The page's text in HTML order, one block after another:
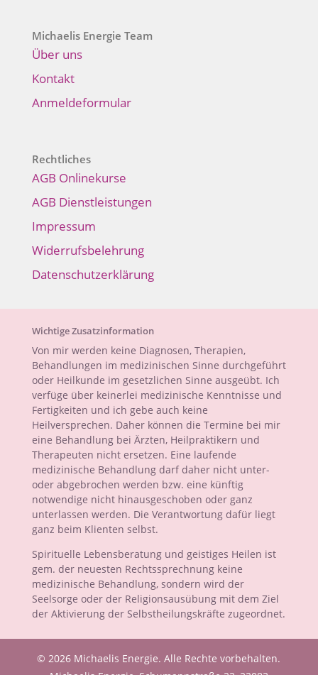
Michaelis Energie Team
Über uns
Kontakt
Anmeldeformular
Rechtliches
AGB Onlinekurse
AGB Dienstleistungen
Impressum
Widerrufsbelehrung
Datenschutzerklärung
Wichtige Zusatzinformation
Von mir werden keine Diagnosen, Therapien,
Behandlungen im medizinischen Sinne durchgeführt
oder Heilkunde im gesetzlichen Sinne ausgeübt. Ich
verfüge über keinerlei medizinische Kenntnisse und
Fertigkeiten und ich gebe auch keine
Heilversprechen. Daher können die Termine bei mir
eine Behandlung bei Ärzten, Heilpraktikern und
Therapeuten nicht ersetzen. Eine laufende
medizinische Behandlung darf daher nicht unter-
oder abgebrochen werden bzw. eine künftig
notwendige nicht hinausgeschoben oder ganz
unterlassen werden. Die Verantwortung dafür liegt
ganz beim Klienten selbst.
Spirituelle Lebensberatung und geistiges Heilen ist
gem. der neuesten Rechtssprechnung keine
medizinische Behandlung, sondern wird der
Seelsorge oder der Religionsausübung mit dem Ziel
der Aktivierung der Selbstheilungskräfte zugeordnet.
© 2026 Michaelis Energie. Alle Rechte vorbehalten.